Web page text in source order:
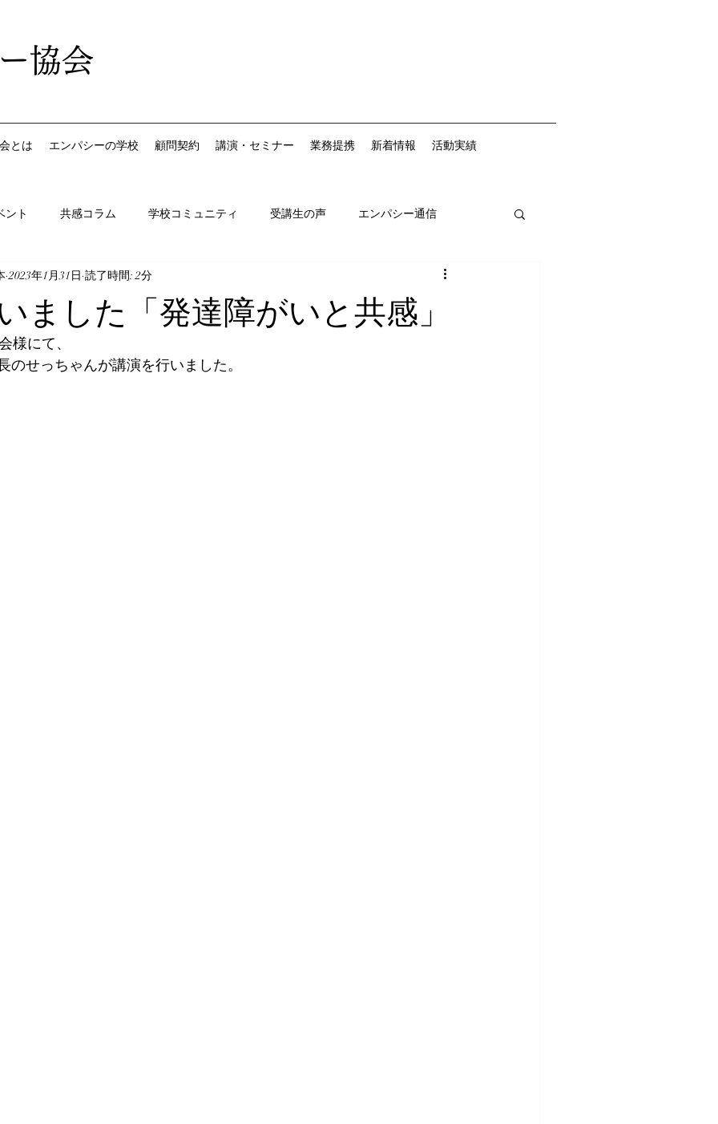
協会
とは エンパシーの学校 顧問契約 講演・セミナー 業務提携 新着情報 活動実績
ント 共感コラム 学校コミュニティ 受講生の声 エンパシー通信
ました「発達障がいと共感」
2023年1月31日 読了時間: 2分
様にて、
のせっちゃんが講演を行いました。